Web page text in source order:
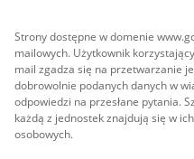
Strony dostępne w domenie
mailowych. Użytkownik
mail zgadza się na przetwarzanie
dobrowolnie podanych danych w
odpowiedzi na przesłane pytania.
każdą z jednostek znajdują się w
osobowych.